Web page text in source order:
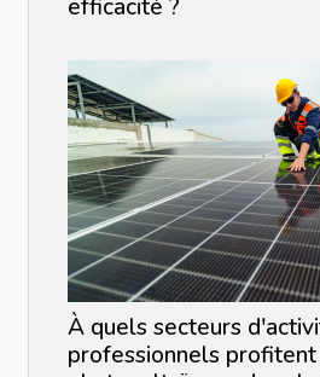
efficacité ?
À quels secteurs
professionnels